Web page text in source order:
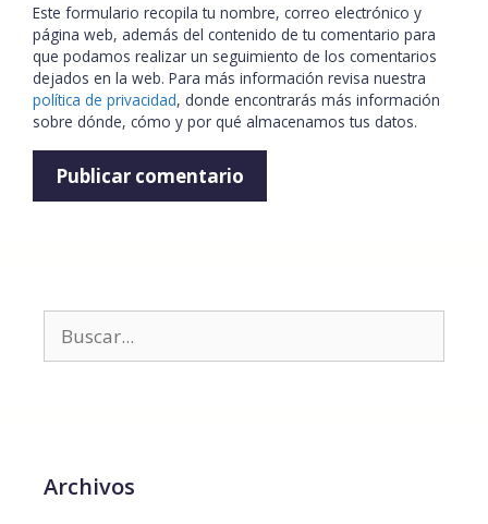
Este formulario recopila tu nombre, correo electrónico y
página web, además del contenido de tu comentario para
que podamos realizar un seguimiento de los comentarios
dejados en la web. Para más información revisa nuestra
política de privacidad, donde encontrarás más información
sobre dónde, cómo y por qué almacenamos tus datos.
Archivos